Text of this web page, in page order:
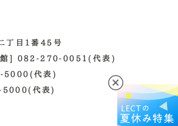
丁目1番45号
館] 082-270-0051(代表)
5000(代表)
代表)